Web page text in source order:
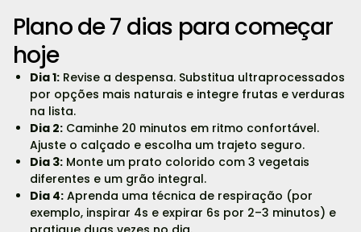
Plano de 7 dias para começar
hoje
Dia 1:Revise a despensa. Substitua ultraprocessados
por opções mais naturais e integre frutas e verduras
na lista.
Dia 2:Caminhe 20 minutos em ritmo confortável.
Ajuste o calçado e escolha um trajeto seguro.
Dia 3:Monte um prato colorido com 3 vegetais
diferentes e um grão integral.
Dia 4:Aprenda uma técnica de respiração (por
exemplo, inspirar 4s e expirar 6s por 2–3 minutos) e